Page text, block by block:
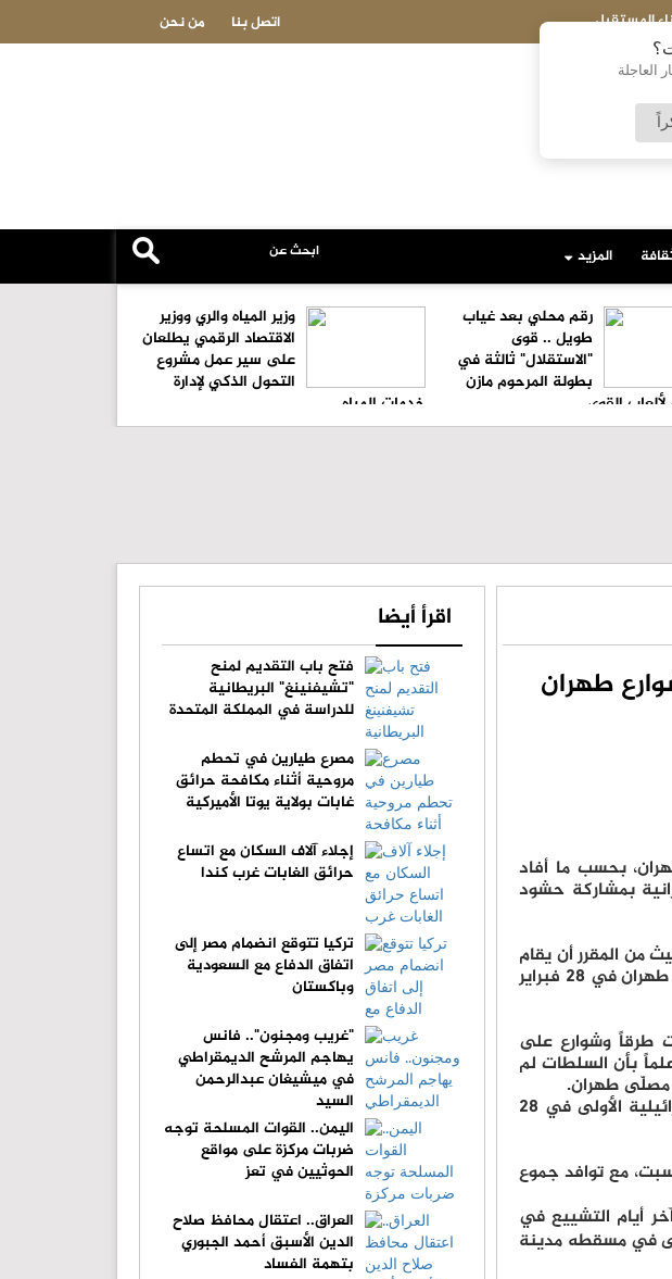
العاجلة
للحرية… عندما يصبح الإصلاح جزءًا من العقوبة رقم محلي بعد غياب طويل .. قوى "الاستقلال" ثالثة في
من نحن اتصل بنا
المزيد
رقم محلي بعد غياب
طويل .. قوى
"الاستقلال" ثالثة في
بطولة المرحوم مازن
القوى
وزير المياه والري ووزير
الاقتصاد الرقمي يطلعان
على سير عمل مشروع
التحول الذكي لإدارة
خدمات المياه
طهران
بحسب ما أفاد
بمشاركة حشود
من المقرر أن يقام
الثلاثاء جزء من مراسم تشييع المرشد الذي قُتل في الضربات الأميركية الإسرائيلية على طهران في 28 فبراير
طرقاً وشوارع على
بأن السلطات لم
مصلّى طهران.
وسجّي نعش خامنئي وأربعة من أفراد عائلته قضوا معه في الضربات الأميركية الإٍسرائيلية الأولى في 28
مع توافد جموع
أيام التشييع في
في مسقطه مدينة
اقرأ أيضا
فتح باب التقديم لمنح
"تشيفنينغ" البريطانية
للدراسة في المملكة المتحدة
مصرع طيارين في تحطم
مروحية أثناء مكافحة حرائق
غابات بولاية يوتا الأميركية
إجلاء آلاف السكان مع اتساع
حرائق الغابات غرب كندا
تركيا تتوقع انضمام مصر إلى
اتفاق الدفاع مع السعودية
وباكستان
"غريب ومجنون".. فانس
يهاجم المرشح الديمقراطي
في ميشيغان عبدالرحمن
السيد
اليمن.. القوات المسلحة توجه
ضربات مركزة على مواقع
الحوثيين في تعز
العراق.. اعتقال محافظ صلاح
الدين الأسبق أحمد الجبوري
بتهمة الفساد